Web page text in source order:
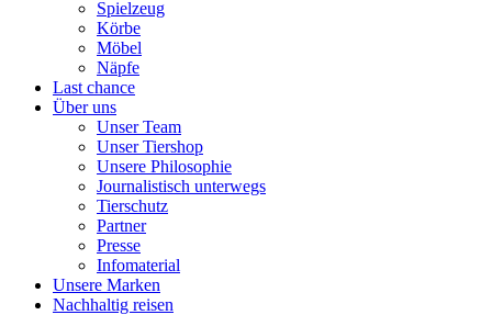
Spielzeug
Körbe
Möbel
Näpfe
Last chance
Über uns
Unser Team
Unser Tiershop
Unsere Philosophie
Journalistisch unterwegs
Tierschutz
Partner
Presse
Infomaterial
Unsere Marken
Nachhaltig reisen